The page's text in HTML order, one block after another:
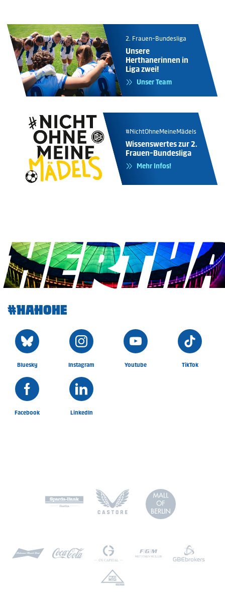
2. Frauen-Bundesliga
Unsere
Herthanerinnen in
Liga zwei!
Unser Team
#NichtOhneMeineMädels
Wissenswertes zur 2.
Frauen-Bundesliga
Mehr Infos!
HERTHA
#HAHOHE
Bluesky Instagram Youtube TikTok
Facebook LinkedIn